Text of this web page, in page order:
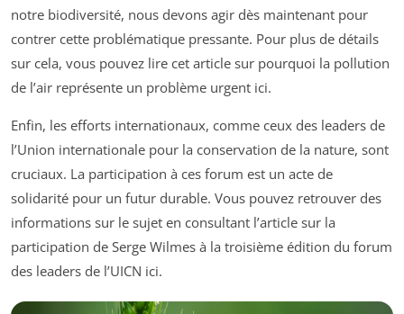
notre biodiversité, nous devons agir dès maintenant pour
contrer cette problématique pressante. Pour plus de détails
sur cela, vous pouvez lire cet article sur pourquoi la pollution
de l’air représente un problème urgent ici.
Enfin, les efforts internationaux, comme ceux des leaders de
l’Union internationale pour la conservation de la nature, sont
cruciaux. La participation à ces forum est un acte de
solidarité pour un futur durable. Vous pouvez retrouver des
informations sur le sujet en consultant l’article sur la
participation de Serge Wilmes à la troisième édition du forum
des leaders de l’UICN ici.